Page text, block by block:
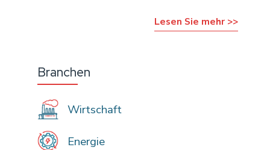
Lesen Sie mehr >>
Branchen
Wirtschaft
Energie